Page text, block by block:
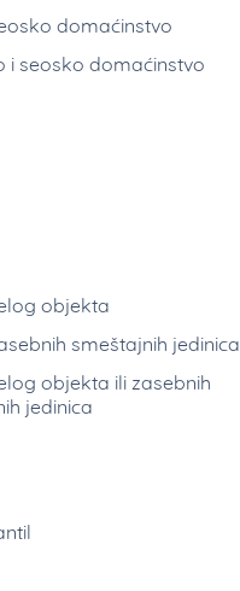
domaćinstvo
i seosko domaćinstvo
objekta
smeštajnih jedinica
objekta ili zasebnih
jedinica